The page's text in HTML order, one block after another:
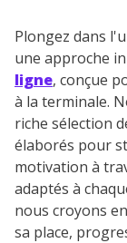
Plongez dans
une approche
ligne, conçue
à la terminale.
riche sélection
élaborés pour
motivation à
adaptés à
nous croyons
sa place,